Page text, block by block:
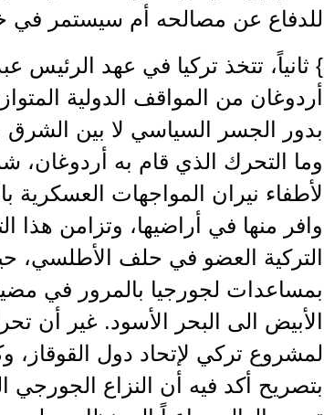
للدفاع عن مصالحه أم سيستمر في
} ثانياً، تتخذ تركيا في عهد
أردوغان من المواقف الدولية
بدور الجسر السياسي لا بين
وما التحرك الذي قام به أردوغان،
لأطفاء نيران المواجهات
وافر منها في أراضيها، وتزامن
التركية العضو في حلف الأطلسي،
بمساعدات لجورجيا بالمرور في
الأبيض الى البحر الأسود. غير أن
لمشروع تركي لإتحاد دول القوقاز،
بتصريح أكد فيه أن النزاع